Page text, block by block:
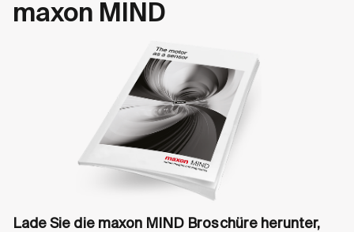
maxon MIND
Lade Sie die maxon MIND Broschüre herunter,